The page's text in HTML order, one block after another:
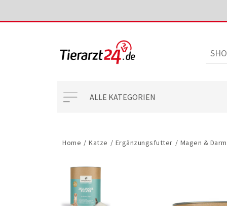
ALLE KATEGORIEN
Home / Katze / Ergänzungsfutter / Magen & Darm